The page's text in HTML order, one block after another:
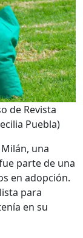
de Revista
Puebla)
una
parte de una
en adopción.
para
en su